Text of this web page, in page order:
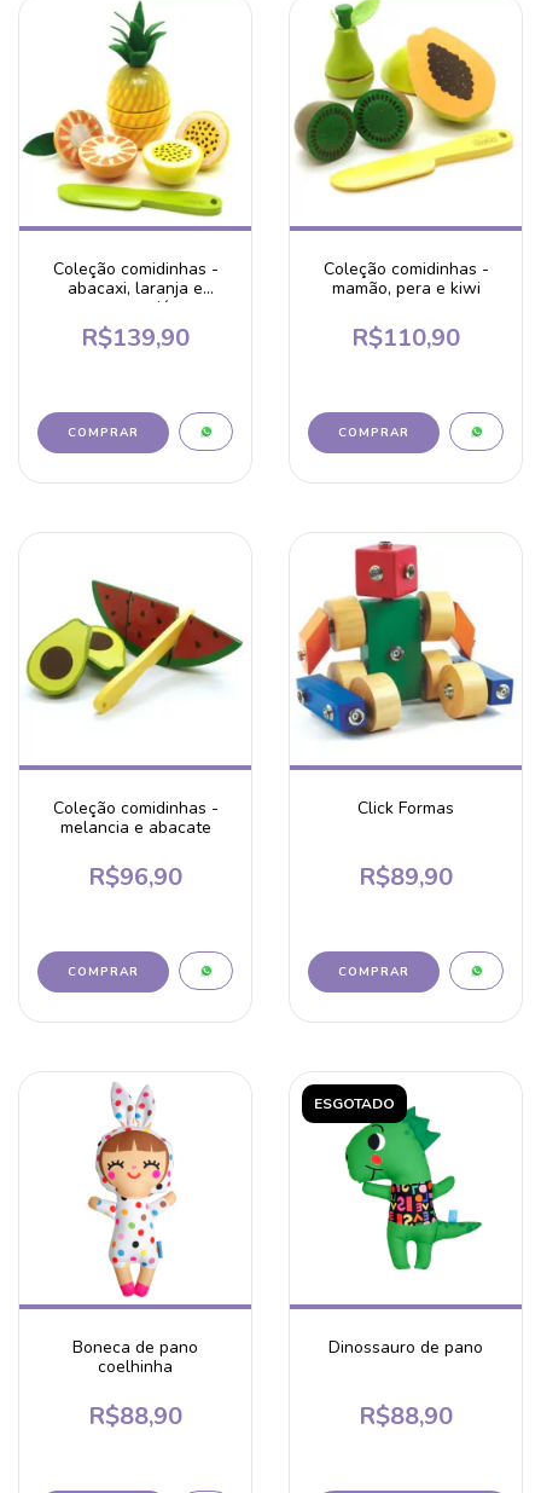
Coleção comidinhas -
abacaxi, laranja e
maracujá
R$139,90
Coleção comidinhas -
mamão, pera e kiwi
R$110,90
Coleção comidinhas -
melancia e abacate
R$96,90
Click Formas
R$89,90
Boneca de pano
coelhinha
R$88,90
ESGOTADO
Dinossauro de pano
R$88,90